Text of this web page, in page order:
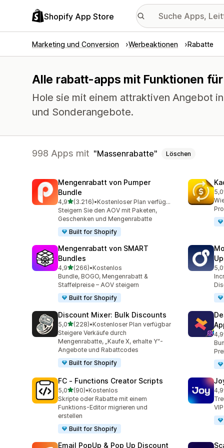
Shopify App Store
Marketing und Conversion Werbeaktionen Rabatte
Alle rabatt-apps mit Funktionen
Hole sie mit einem attraktiven Angebot
und Sonderangebote.
998 Apps mit Massenrabatte Löschen
Mengenrabatt von Pumper
Bundle
4,9von 5 Sternen
(3.216)
3216 Rezensionen insgesamt
•
Kostenloser Plan verfügbar
Steigern Sie den AOV mit Paketen,
Geschenken und Mengenrabatte
Built for Shopify
5,0
Mengenrabatt von SMART
Bundles
4,9von 5 Sternen
(266)
266 Rezensionen insgesamt
•Kostenlos
Bundle, BOGO, Mengenrabatt &
Staffelpreise – AOV steigern
Built for Shopify
5,0
Discount Mixer: Bulk Discounts
5,0von 5 Sternen
(228)
228 Rezensionen insgesamt
•Kostenloser Plan verfügbar
Steigere Verkäufe durch
Mengenrabatte, „Kaufe X, erhalte Y“-
Angebote und Rabattcodes
Built for Shopify
4,9
FC ‑ Functions Creator Scripts
5,0von 5 Sternen
(90)
90 Rezensionen insgesamt
•Kostenlos
Skripte oder Rabatte mit einem
Funktions-Editor migrieren und
erstellen
Built for Shopify
4,9
Email PopUp & Pop Up Discount